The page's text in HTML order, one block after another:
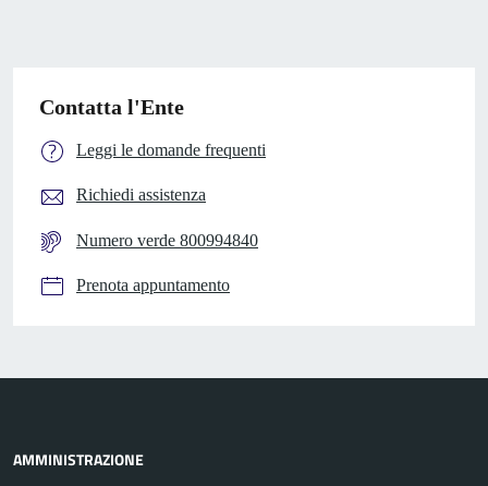
Contatta l'Ente
Leggi le domande frequenti
Richiedi assistenza
Numero verde 800994840
Prenota appuntamento
AMMINISTRAZIONE